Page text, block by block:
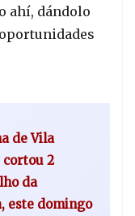
ahí, dándolo
de Vila
cortou 2
da
este domingo